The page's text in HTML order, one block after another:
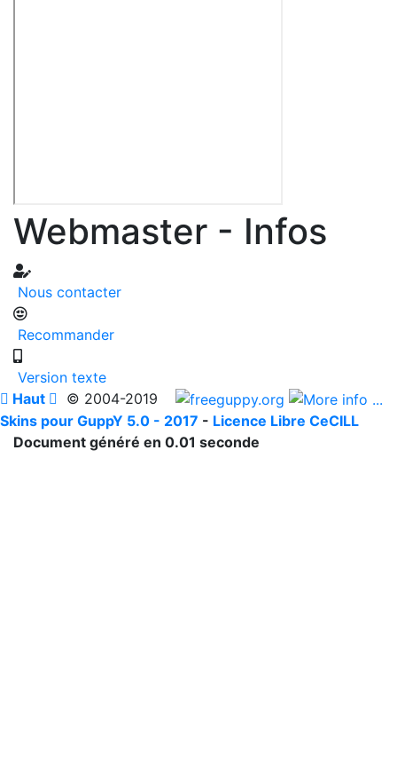
Webmaster - Infos
Nous contacter
Recommander
Version texte
 Haut  © 2004-2019
Skins pour GuppY 5.0 - 2017 - Licence Libre CeCILL
Document généré en 0.01 seconde